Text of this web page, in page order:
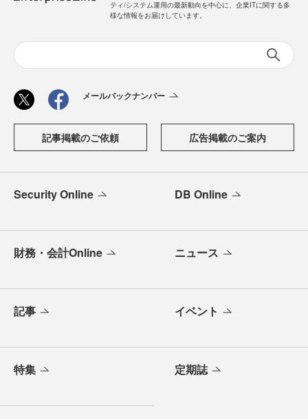
ティ/システム運用の最新動向を中心に、企業ITに関する多
様な情報をお届けしています。
メールバックナンバー
記事掲載のご依頼 広告掲載のご案内
Security Online DB Online
財務・会計Online ニュース
記事 イベント
特集 定期誌